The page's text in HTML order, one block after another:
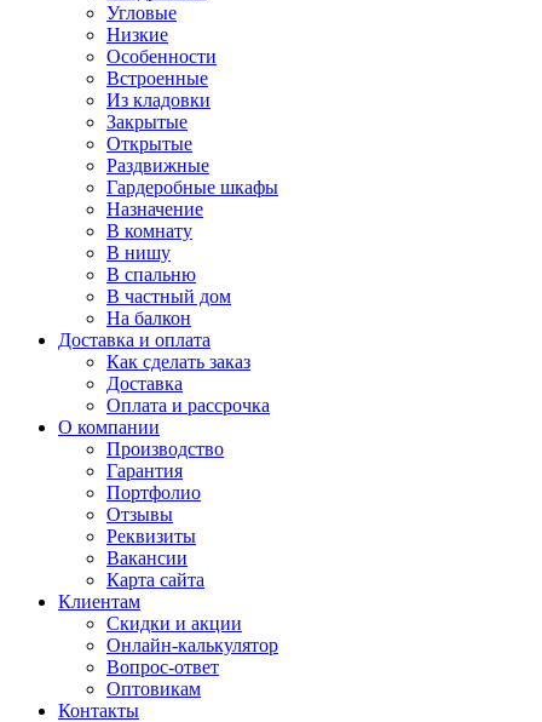
Угловые
Низкие
Особенности
Встроенные
Из кладовки
Закрытые
Открытые
Раздвижные
Гардеробные шкафы
Назначение
В комнату
В нишу
В спальню
В частный дом
На балкон
Доставка и оплата
Как сделать заказ
Доставка
Оплата и рассрочка
О компании
Производство
Гарантия
Портфолио
Отзывы
Реквизиты
Вакансии
Карта сайта
Клиентам
Скидки и акции
Онлайн-калькулятор
Вопрос-ответ
Оптовикам
Контакты